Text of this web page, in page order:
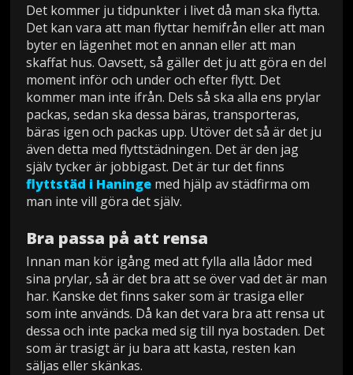
Det kommer ju tidpunkter i livet då man ska flytta.
Det kan vara att man flyttar hemifrån eller att man
byter en lägenhet mot en annan eller att man
skaffat hus. Oavsett, så gäller det ju att göra en del
moment inför och under och efter flytt. Det
kommer man inte ifrån. Dels så ska alla ens prylar
packas, sedan ska dessa bäras, transporteras,
bäras igen och packas upp. Utöver det så är det ju
även detta med flyttstädningen. Det är den jag
själv tycker är jobbigast. Det är tur det finns
flyttstäd i Haningemed hjälp av städfirma om
man inte vill göra det själv.
Bra passa på att rensa
Innan man kör igång med att fylla alla lådor med
sina prylar, så är det bra att se över vad det är man
har. Kanske det finns saker som är trasiga eller
som inte används. Då kan det vara bra att rensa ut
dessa och inte packa med sig till nya bostaden. Det
som är trasigt är ju bara att kasta, resten kan
säljas eller skänkas.